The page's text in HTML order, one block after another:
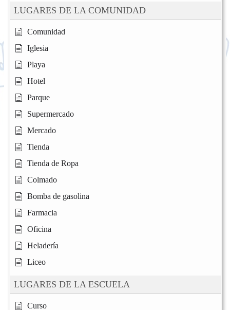
LUGARES DE LA COMUNIDAD
Comunidad
Iglesia
Playa
Hotel
Parque
Supermercado
Mercado
Tienda
Tienda de Ropa
Colmado
Bomba de gasolina
Farmacia
Oficina
Heladería
Liceo
LUGARES DE LA ESCUELA
Curso